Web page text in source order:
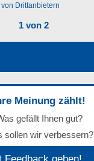
Drittanbietern
1 von 2
Meinung zählt!
gefällt Ihnen gut?
sollen wir verbessern?